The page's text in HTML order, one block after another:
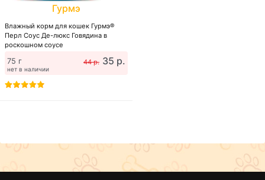
Гурмэ
Влажный корм для кошек Гурмэ®
Перл Соус Де-люкс Говядина в
роскошном соусе
нет в наличии
75 г 44 р. 35 р.